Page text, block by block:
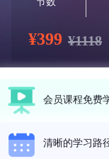
¥399 ¥1118
会员课程免费
清晰的学习路